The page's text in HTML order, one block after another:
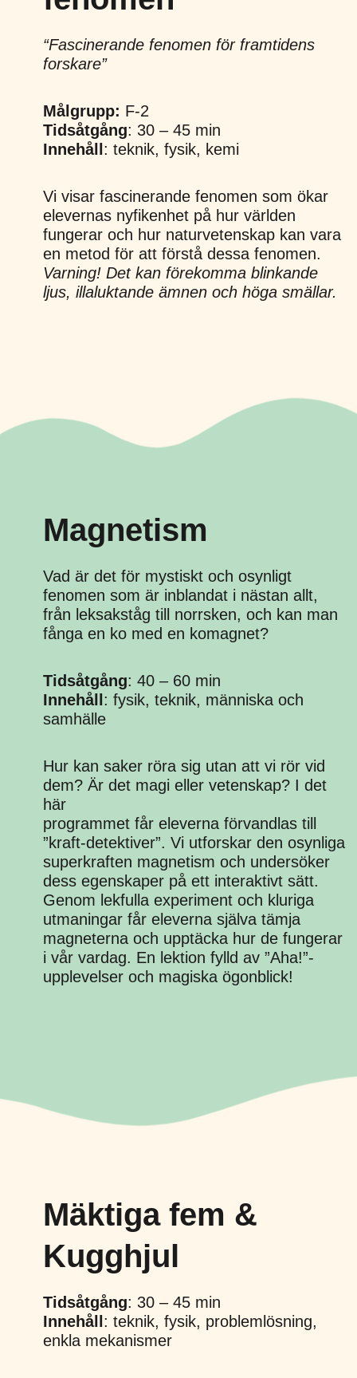
“Fascinerande fenomen för framtidens
forskare”
Målgrupp: F-2
Tidsåtgång: 30 – 45 min
Innehåll : teknik, fysik, kemi
Vi visar fascinerande fenomen som ökar
elevernas nyfikenhet på hur världen
fungerar och hur naturvetenskap kan vara
en metod för att förstå dessa fenomen.
Varning! Det kan förekomma blinkande
ljus, illaluktande ämnen och höga smällar.
Magnetism
Vad är det för mystiskt och osynligt
fenomen som är inblandat i nästan allt,
från leksakståg till norrsken, och kan man
fånga en ko med en komagnet?
Tidsåtgång: 40 – 60 min
Innehåll : fysik, teknik, människa och
samhälle
Hur kan saker röra sig utan att vi rör vid
dem? Är det magi eller vetenskap? I det
här
programmet får eleverna förvandlas till
”kraft-detektiver”. Vi utforskar den osynliga
superkraften magnetism och undersöker
dess egenskaper på ett interaktivt sätt.
Genom lekfulla experiment och kluriga
utmaningar får eleverna själva tämja
magneterna och upptäcka hur de fungerar
i vår vardag. En lektion fylld av ”Aha!”-
upplevelser och magiska ögonblick!
Mäktiga fem &
Kugghjul
Tidsåtgång: 30 – 45 min
Innehåll : teknik, fysik, problemlösning,
enkla mekanismer